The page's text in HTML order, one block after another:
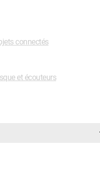
connectés
et écouteurs